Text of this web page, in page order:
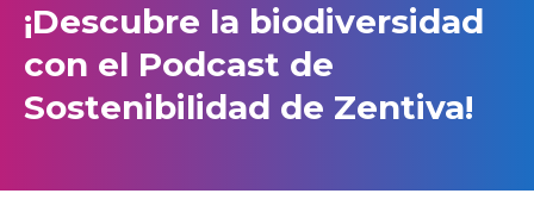
¡Descubre la biodiversidad
con el Podcast de
Sostenibilidad de Zentiva!